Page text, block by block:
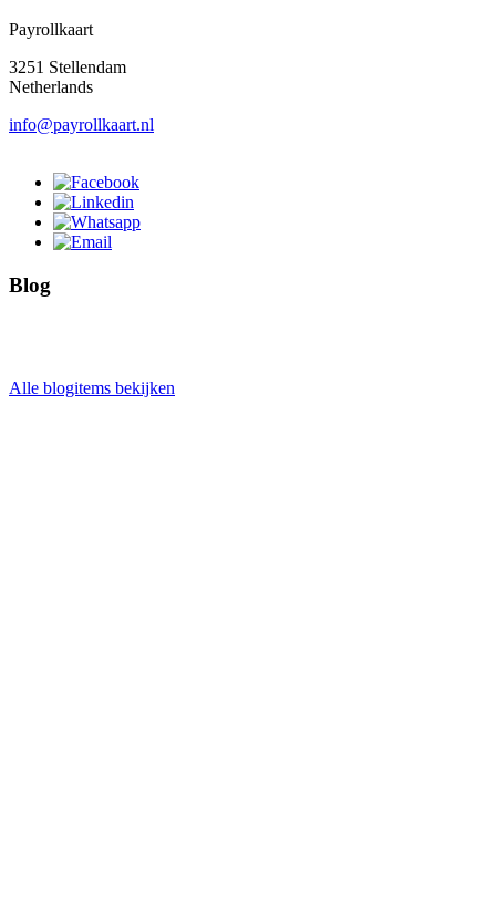
Payrollkaart
3251 Stellendam
Netherlands
info@payrollkaart.nl
Blog
Alle blogitems bekijken